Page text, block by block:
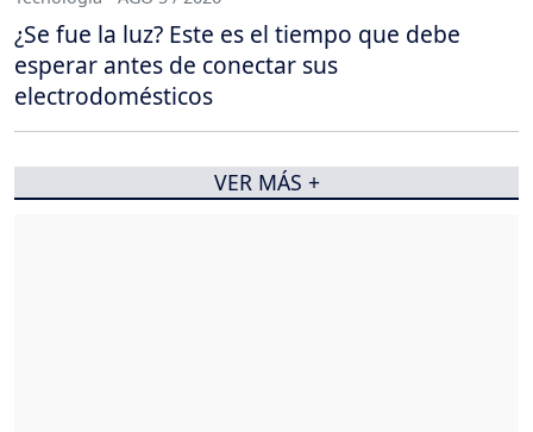
¿Se fue la luz? Este es el tiempo que debe
esperar antes de conectar sus
electrodomésticos
VER MÁS +